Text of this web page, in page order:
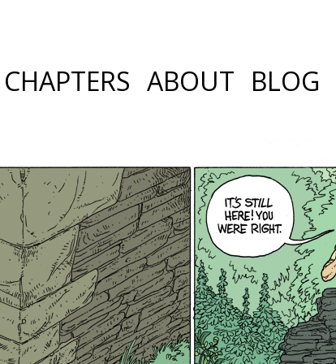
CHAPTERS ABOUT BLOG